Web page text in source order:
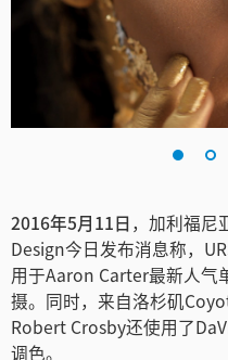
中国
Denmark
Finland
中国香港
India
2016年5月11日，加利福尼
Design今日发布消息称，
用于Aaron Carter最新人
摄。同时，来自洛杉矶
Robert Crosby还使用了
调色。